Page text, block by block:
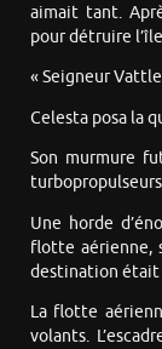
aimait tant.
pour détruire
« Seigneur
Celesta posa la
Son murmure
Une horde
flotte aérienne,
destination était
La flotte
volants.